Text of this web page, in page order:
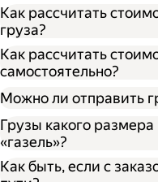
Как рассчитать
груза?
Как рассчитать
самостоятельно?
Можно ли отправить
Грузы какого
«газель»?
Как быть, если с